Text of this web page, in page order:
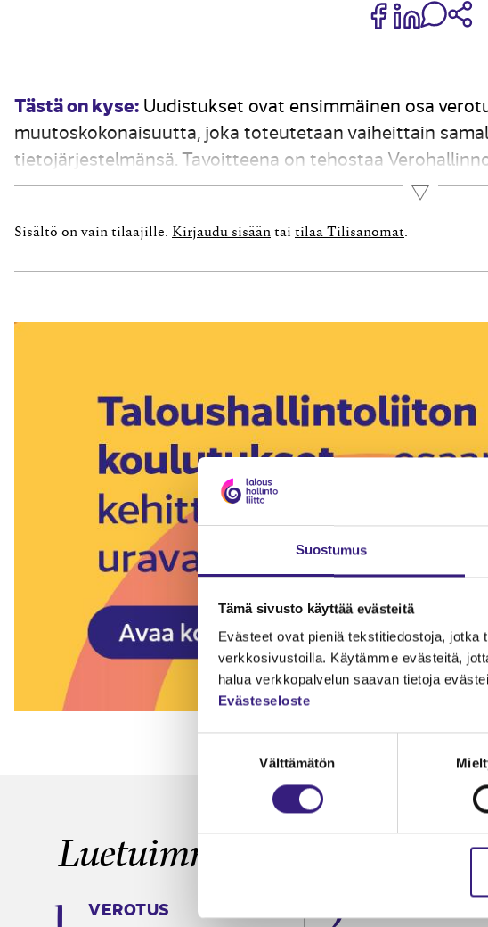
Suostumus
Tämä sivusto käyttää evästeitä
Evästeet ovat pieniä tekstitiedostoja,
verkkosivustoilla. Käytämme evästeitä,
halua verkkopalvelun saavan tietoja
Evästeseloste
Välttämätön
Jaa Share on
Jaa Share
Jaa
Tästä on kyse: Uudistukset ovat ensimmäinen osa
muutoskokonaisuutta, joka toteutetaan vaiheittain
tietojärjestelmänsä. Tavoitteena on tehostaa
oikeus­turvaa ja tiedonsaantia sekä keventää
Lue lisää
Sisältö on vain tilaajille. Kirjaudu sisään tai tilaa Tilisanomat
Luetuimmat
VEROTUS